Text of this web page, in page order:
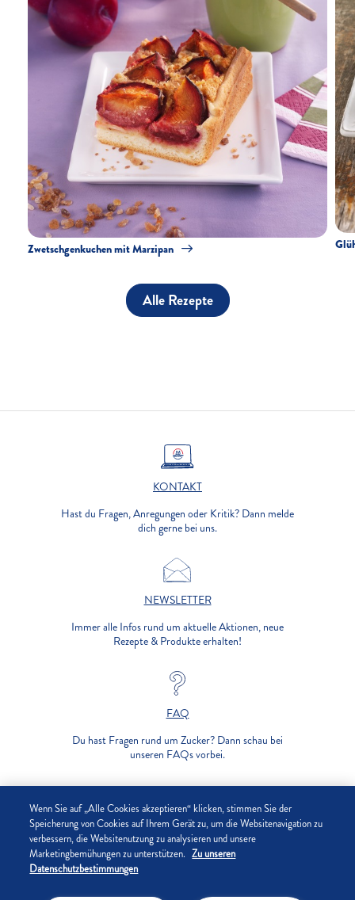
Zwetschgenkuchen mit Marzipan
Alle Rezepte
KONTAKT
Hast du Fragen, Anregungen oder Kritik? Dann melde
dich gerne bei uns.
NEWSLETTER
Immer alle Infos rund um aktuelle Aktionen, neue
Rezepte & Produkte erhalten!
FAQ
Du hast Fragen rund um Zucker? Dann schau bei
unseren FAQs vorbei.
UNTERNEHMEN
DATENSCHUTZ
Wenn Sie auf „Alle Cookies akzeptieren“ klicken, stimmen Sie der
Speicherung von Cookies auf Ihrem Gerät zu, um die Websitenavigation zu
verbessern, die Websitenutzung zu analysieren und unsere
Marketingbemühungen zu unterstützen. Zu unseren
Datenschutzbestimmungen